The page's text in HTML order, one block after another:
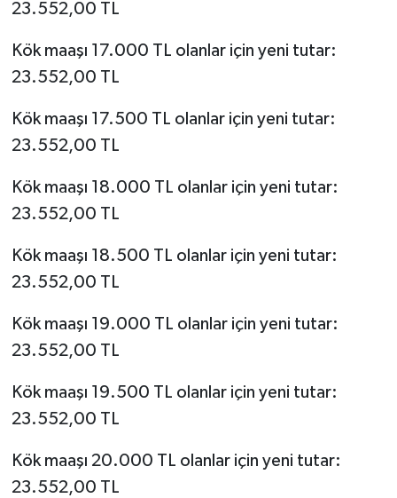
23.552,00 TL
Kök maaşı 17.000 TL olanlar için yeni tutar:
23.552,00 TL
Kök maaşı 17.500 TL olanlar için yeni tutar:
23.552,00 TL
Kök maaşı 18.000 TL olanlar için yeni tutar:
23.552,00 TL
Kök maaşı 18.500 TL olanlar için yeni tutar:
23.552,00 TL
Kök maaşı 19.000 TL olanlar için yeni tutar:
23.552,00 TL
Kök maaşı 19.500 TL olanlar için yeni tutar:
23.552,00 TL
Kök maaşı 20.000 TL olanlar için yeni tutar:
23.552,00 TL